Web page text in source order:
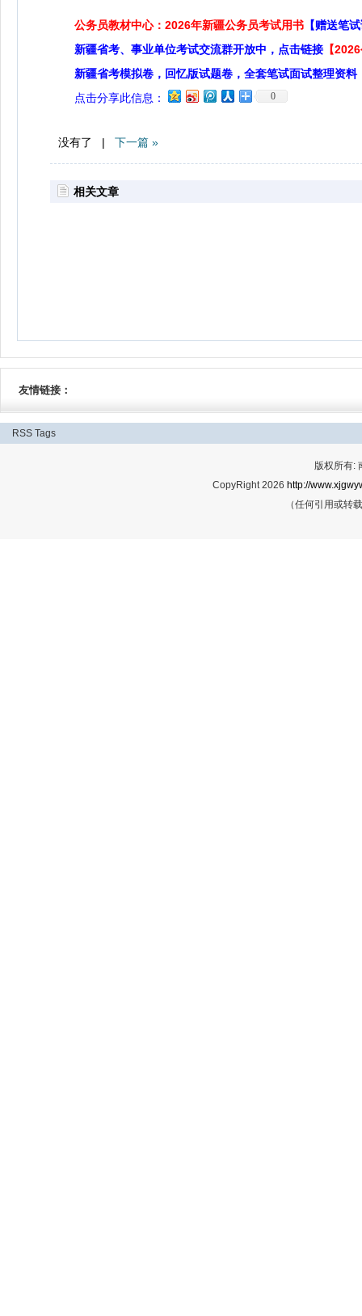
公务员教材中心：2026年新疆公务员考试用书 【赠送笔
新疆省考、事业单位考试交流群开放中，点击链接 【
新疆省考模拟卷，回忆版试题卷，全套笔试面试整理资料
点击分享此信息：
0
没有了 | 下一篇 »
相关文章
友情链接：
RSS Tags
版权所有:
CopyRight 2026 http://
（任何引用或转